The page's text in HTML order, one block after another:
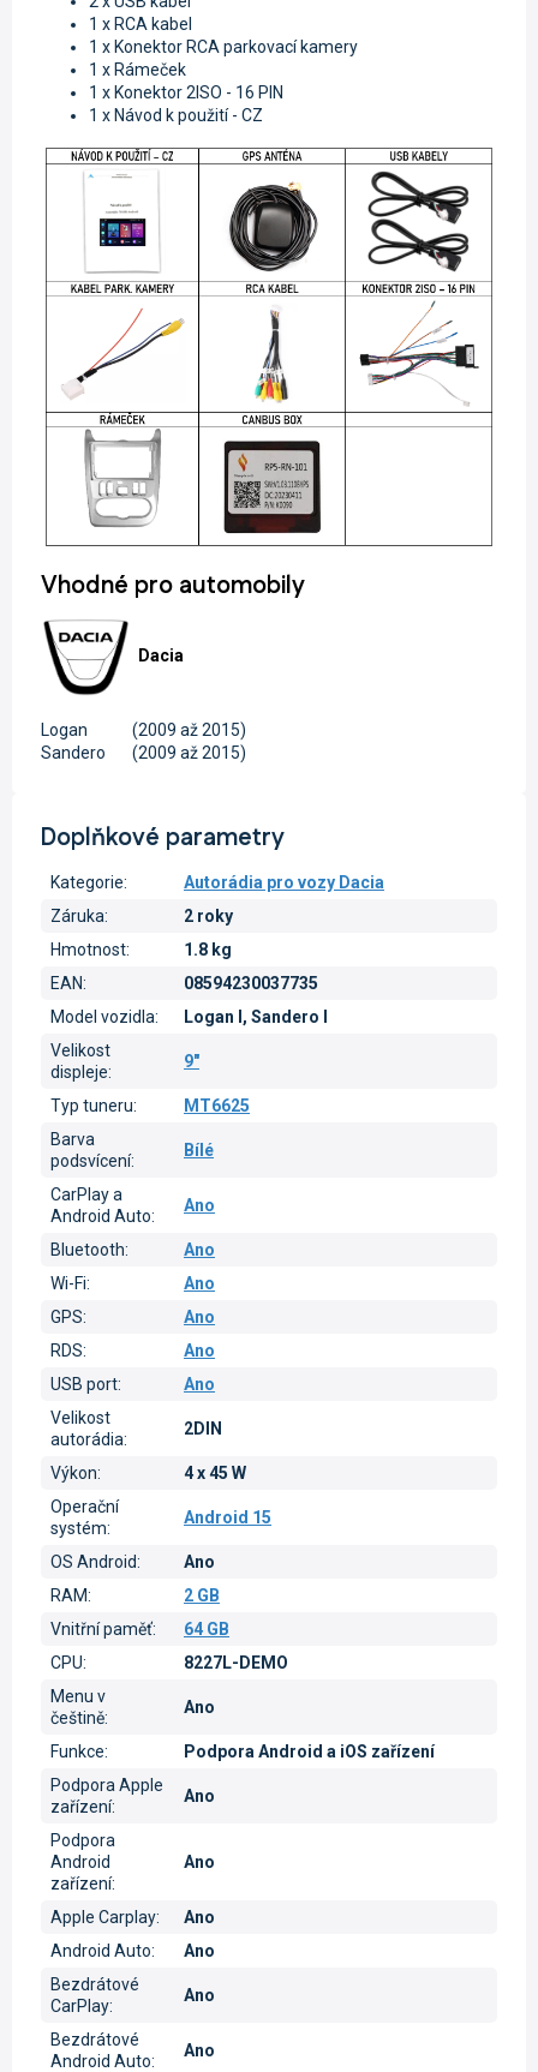
1 x RCA kabel
1 x Konektor RCA parkovací kamery
1 x Rámeček
1 x Konektor 2ISO - 16 PIN
1 x Návod k použití - CZ
Vhodné pro automobily
Dacia
Logan
(2009 až 2015)
Sandero
(2009 až 2015)
Doplňkové parametry
Kategorie:
Autorádia pro vozy Dacia
Záruka:
2 roky
Hmotnost:
1.8 kg
EAN:
08594230037735
Model vozidla:
Logan I, Sandero I
Velikost
displeje:
9"
Typ tuneru:
MT6625
Barva
podsvícení:
Bílé
CarPlay a
Android Auto:
Ano
Bluetooth:
Ano
Wi-Fi:
Ano
GPS:
Ano
RDS:
Ano
USB port:
Ano
Velikost
autorádia:
2DIN
Výkon:
4 x 45 W
Operační
systém:
Android 15
OS Android:
Ano
RAM:
2 GB
Vnitřní paměť:
64 GB
CPU:
8227L-DEMO
Menu v
češtině:
Ano
Funkce:
Podpora Android a iOS zařízení
Podpora Apple
zařízení:
Ano
Podpora
Android
zařízení:
Ano
Apple Carplay:
Ano
Android Auto:
Ano
Bezdrátové
CarPlay:
Ano
Bezdrátové
Android Auto:
Ano